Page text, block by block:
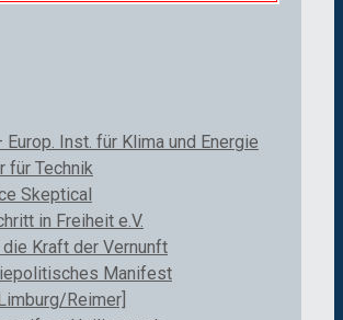
Europ. Inst. für Klima und Energie
für Technik
Skeptical
in Freiheit e.V.
die Kraft der Vernunft
Manifest
Reimer]